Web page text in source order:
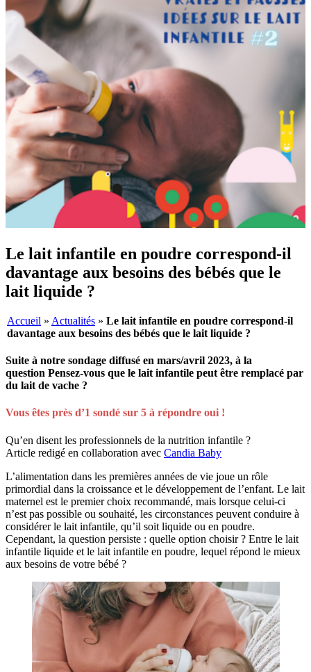
Le lait infantile en poudre correspond-il
davantage aux besoins des bébés que le
lait liquide ?
Accueil » Actualités » Le lait infantile en poudre correspond-il
davantage aux besoins des bébés que le lait liquide ?
Suite à notre sondage diffusé en mars/avril 2023, à la
question Pensez-vous que le lait infantile peut être remplacé par
du lait de vache ?
Vous êtes près d’1 sondé sur 5 à répondre oui !
Qu’en disent les professionnels de la nutrition infantile ?
Article redigé en collaboration avec Candia Baby
L’alimentation dans les premières années de vie joue un rôle
primordial dans la croissance et le développement de l’enfant. Le lait
maternel est le premier choix recommandé, mais lorsque celui-ci
n’est pas possible ou souhaité, les circonstances peuvent conduire à
considérer le lait infantile, qu’il soit liquide ou en poudre.
Cependant, la question persiste : quelle option choisir ? Entre le lait
infantile liquide et le lait infantile en poudre, lequel répond le mieux
aux besoins de votre bébé ?